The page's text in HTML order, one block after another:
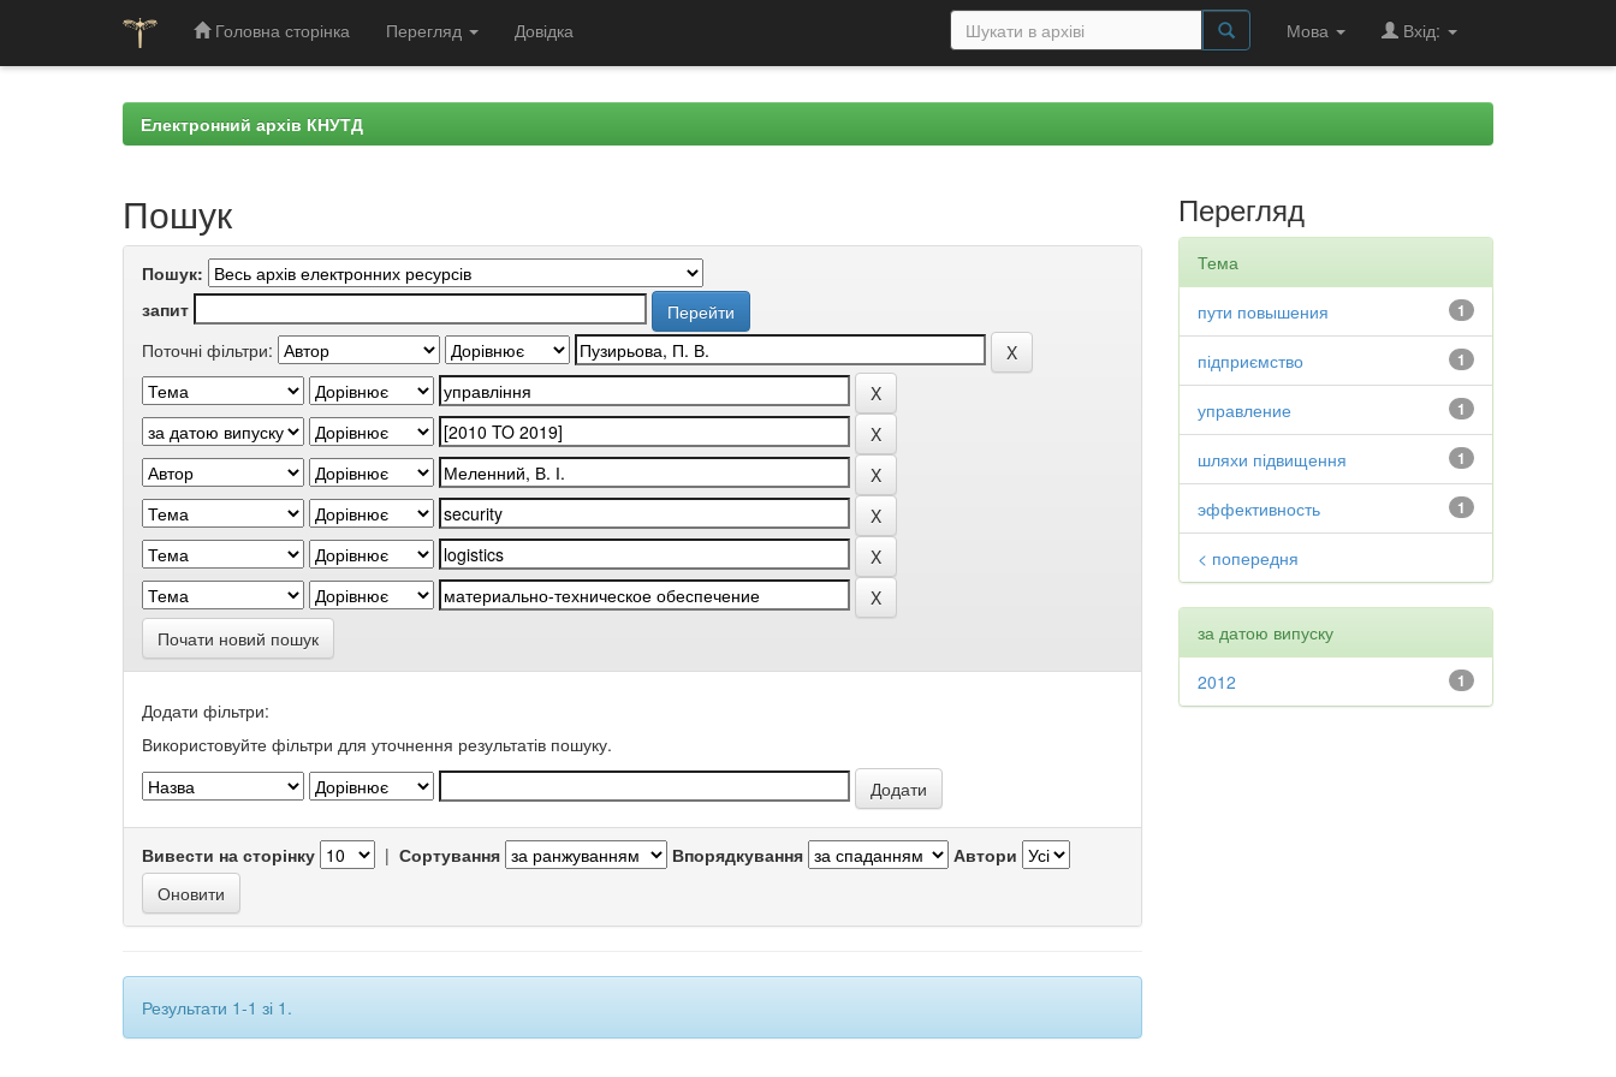
Головна сторінка Перегляд Довідка Мова Вхід:
Електронний архів КНУТД
Пошук
Пошук:
запит
Поточні фільтри:
Почати новий пошук
Додати фільтри:
Використовуйте фільтри для уточнення результатів пошуку.
Вивести на сторінку | Сортування Впорядкування Автори
Результати 1-1 зі 1.
Перегляд
Тема
1
пути повышения
1
підприємство
1
управление
1
шляхи підвищення
1
эффективность
< попередня
за датою випуску
1
2012